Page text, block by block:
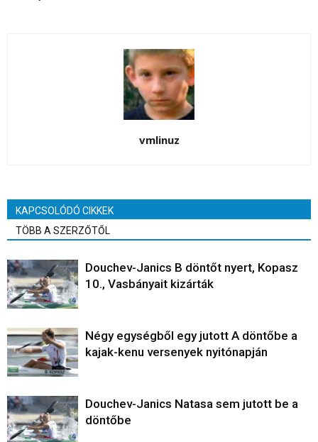
vmlinuz
KAPCSOLÓDÓ CIKKEK
TÖBB A SZERZŐTŐL
Douchev-Janics B döntőt nyert, Kopasz
10., Vasbányait kizárták
Négy egységből egy jutott A döntőbe a
kajak-kenu versenyek nyitónapján
Douchev-Janics Natasa sem jutott be a
döntőbe